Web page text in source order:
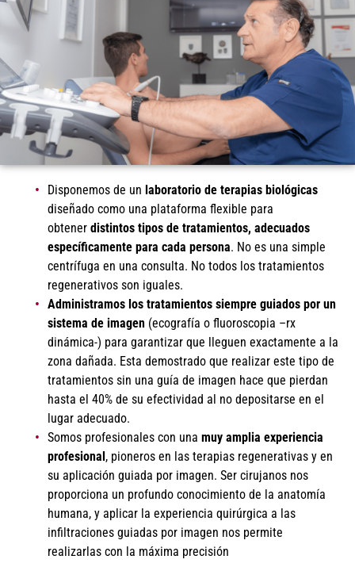
Disponemos de un laboratorio de terapias biológicas
diseñado como una plataforma flexible para
obtener distintos tipos de tratamientos, adecuados
específicamente para cada persona. No es una simple
centrífuga en una consulta. No todos los tratamientos
regenerativos son iguales.
Administramos los tratamientos siempre guiados por un
sistema de imagen (ecografía o fluoroscopia –rx
dinámica-) para garantizar que lleguen exactamente a la
zona dañada. Esta demostrado que realizar este tipo de
tratamientos sin una guía de imagen hace que pierdan
hasta el 40% de su efectividad al no depositarse en el
lugar adecuado.
Somos profesionales con una muy amplia experiencia
profesional, pioneros en las terapias regenerativas y en
su aplicación guiada por imagen. Ser cirujanos nos
proporciona un profundo conocimiento de la anatomía
humana, y aplicar la experiencia quirúrgica a las
infiltraciones guiadas por imagen nos permite
realizarlas con la máxima precisión